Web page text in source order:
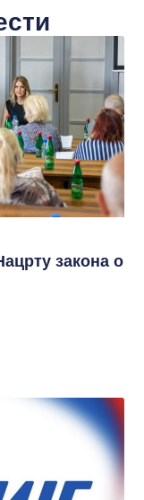
закона о